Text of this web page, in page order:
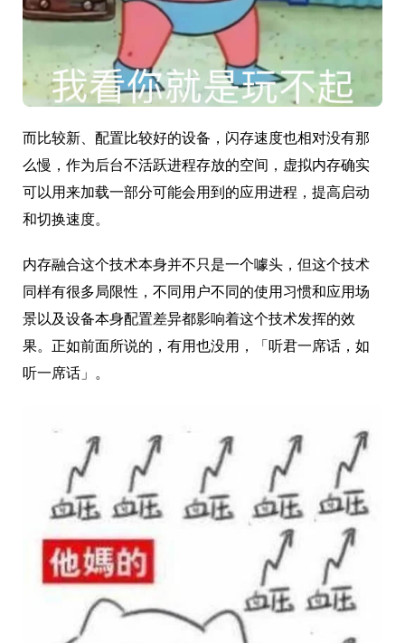
而比较新、配置比较好的设备，闪存速度也相对没有那
么慢，作为后台不活跃进程存放的空间，虚拟内存确实
可以用来加载一部分可能会用到的应用进程，提高启动
和切换速度。
内存融合这个技术本身并不只是一个噱头，但这个技术
同样有很多局限性，不同用户不同的使用习惯和应用场
景以及设备本身配置差异都影响着这个技术发挥的效
果。正如前面所说的，有用也没用，「听君一席话，如
听一席话」。